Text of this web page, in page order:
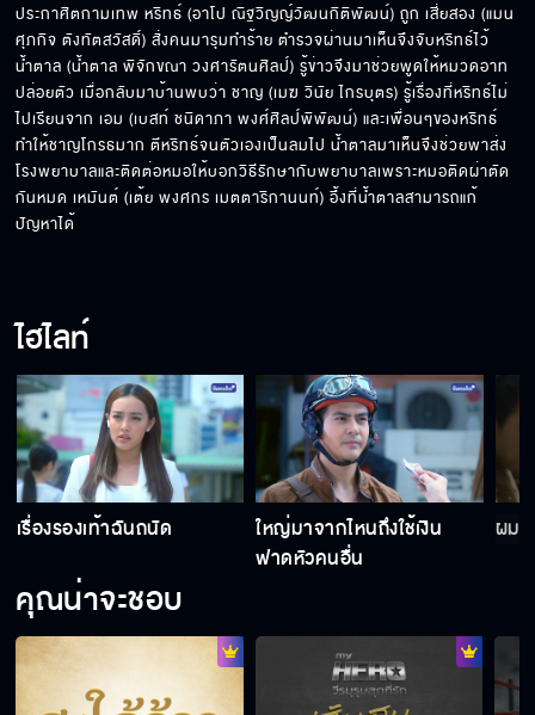
อากาศมันร้อน
ผมจะปกป้องคุณเอง
อย่าฆ่าหนูเลย...ยอมแล้ว
ผมจะให้ไตพ่อเอง
ประกาศิตกามเทพ หริทธ์ (อาโป ณิฐวิญญ์วัฒนกิติพัฒน์) ถูก เสี่ยสอง (แมน
ศุภกิจ ตังทัตสวัสดิ์) สั่งคนมารุมทำร้าย ตำรวจผ่านมาเห็นจึงจับหริทธ์ไว้
น้ำตาล (น้ำตาล พิจักขณา วงศารัตนศิลป์) รู้ข่าวจึงมาช่วยพูดให้หมวดอาท
ปล่อยตัว เมื่อกลับมาบ้านพบว่า ชาญ (เมฆ วินัย ไกรบุตร) รู้เรื่องที่หริทธ์ไม่
ไปเรียนจาก เอม (เบสท์ ชนิดาภา พงศ์ศิลป์พิพัฒน์) และเพื่อนๆของหริทธ์
ทำให้ชาญโกรธมาก ตีหริทธ์จนตัวเองเป็นลมไป น้ำตาลมาเห็นจึงช่วยพาส่ง
โรงพยาบาลและติดต่อหมอให้บอกวิธีรักษากับพยาบาลเพราะหมอติดผ่าตัด
กันหมด เหมันต์ (เต้ย พงศกร เมตตาริกานนท์) อึ้งที่น้ำตาลสามารถแก้
ปัญหาได้
ไฮไลท์
เรื่องรองเท้าฉันถนัด
ใหญ่มาจากไหนถึงใช้เงิน
ฟาดหัวคนอื่น
ผมจ
คุณน่าจะชอบ